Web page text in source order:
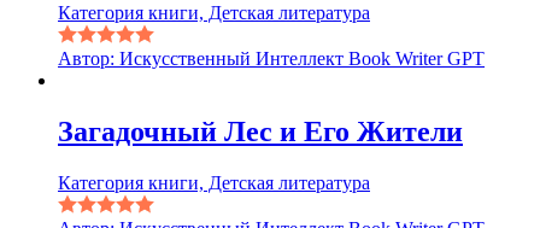
Категория книги, Детская литература
Автор: Искусственный Интеллект Book Writer GPT
Загадочный Лес и Его Жители
Категория книги, Детская литература